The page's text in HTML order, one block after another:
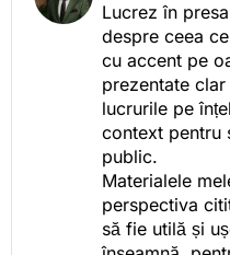
Lucrez în
despre ceea
cu accent pe
prezentate
lucrurile pe
context pentru
public.
Materialele
perspectiva
să fie utilă și